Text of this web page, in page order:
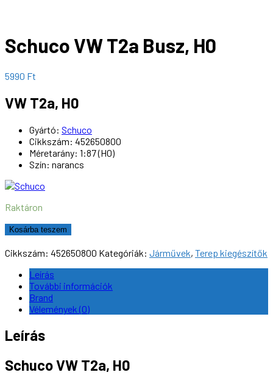
Schuco VW T2a Busz, H0
5990 Ft
VW T2a, H0
Gyártó: Schuco
Cikkszám: 452650800
Méretarány: 1:87 (H0)
Szín: narancs
Raktáron
Schuco
VW
T2a
mennyiség
Kosárba teszem
Cikkszám: 452650800 Kategóriák: Járművek, Terep kiegészítők
Leírás
További információk
Brand
Vélemények (0)
Leírás
Schuco VW T2a, H0